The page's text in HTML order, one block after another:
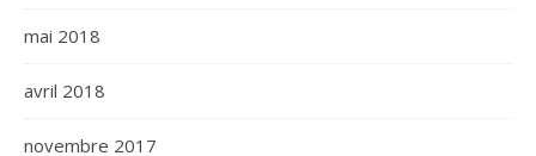
mai 2018
avril 2018
novembre 2017